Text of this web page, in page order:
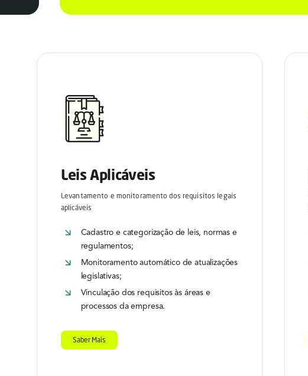
Leis Aplicáveis
Levantamento e monitoramento dos requisitos legais
aplicáveis
Cadastro e categorização de leis, normas e
regulamentos;
Monitoramento automático de atualizações
legislativas;
Vinculação dos requisitos às áreas e
processos da empresa.
Saber Mais